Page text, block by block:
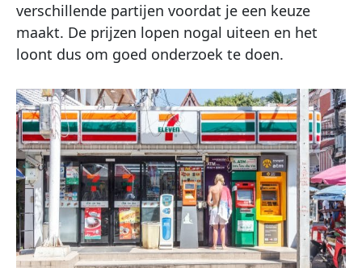
verschillende partijen voordat je een keuze
maakt. De prijzen lopen nogal uiteen en het
loont dus om goed onderzoek te doen.